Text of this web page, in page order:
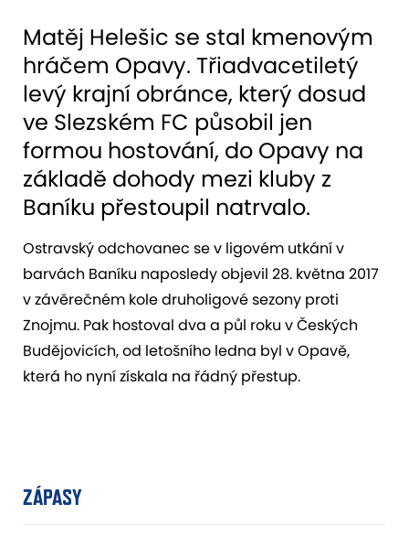
Matěj Helešic se stal kmenovým
hráčem Opavy. Třiadvacetiletý
levý krajní obránce, který dosud
ve Slezském FC působil jen
formou hostování, do Opavy na
základě dohody mezi kluby z
Baníku přestoupil natrvalo.
Ostravský odchovanec se v ligovém utkání v
barvách Baníku naposledy objevil 28. května 2017
v závěrečném kole druholigové sezony proti
Znojmu. Pak hostoval dva a půl roku v Českých
Budějovicích, od letošního ledna byl v Opavě,
která ho nyní získala na řádný přestup.
ZÁPASY